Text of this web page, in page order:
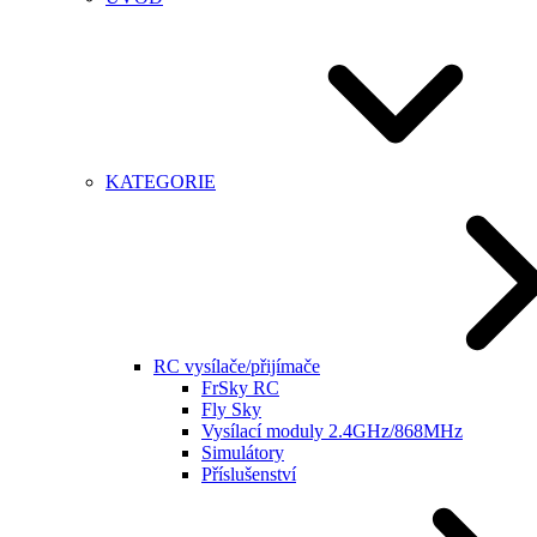
KATEGORIE
RC vysílače/přijímače
FrSky RC
Fly Sky
Vysílací moduly 2.4GHz/868MHz
Simulátory
Příslušenství